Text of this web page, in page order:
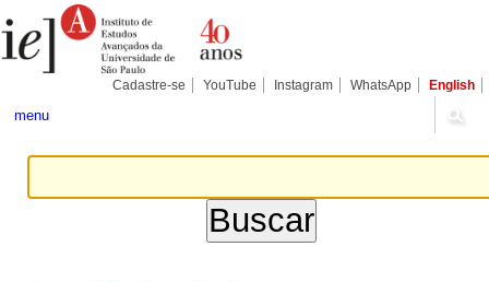
para
conteúdo.
Pessoais
Cadastre-se YouTube Instagram WhatsApp English
menu